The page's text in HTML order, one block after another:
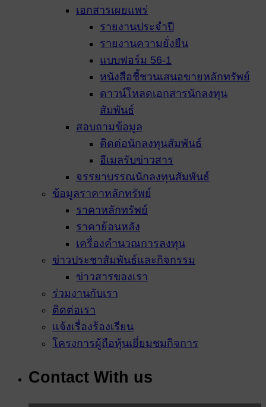
เอกสารเผยแพร่
รายงานประจำปี
รายงานความยั่งยืน
แบบฟอร์ม 56-1
หนังสือชี้ชวนเสนอขายหลักทรัพย์
ดาวน์โหลดเอกสารนักลงทุน
สัมพันธ์
สอบถามข้อมูล
ติดต่อนักลงทุนสัมพันธ์
อีเมลรับข่าวสาร
จรรยาบรรณนักลงทุนสัมพันธ์
ข้อมูลราคาหลักทรัพย์
ราคาหลักทรัพย์
ราคาย้อนหลัง
เครื่องคำนวณการลงทุน
ข่าวประชาสัมพันธ์และกิจกรรม
ข่าวสารของเรา
ร่วมงานกับเรา
ติดต่อเรา
แจ้งเรื่องร้องเรียน
โครงการผู้ถือหุ้นเยี่ยมชมกิจการ
Contact With us
เราใช้คุกกี้เพื่อเพิ่มประสบการณ์ที่ดีในการใช้เว็บไซต์
วิเคราะห์การเข้าใช้งานเว็บไซต์และทำความเข้าใจว่าผู้ใช้